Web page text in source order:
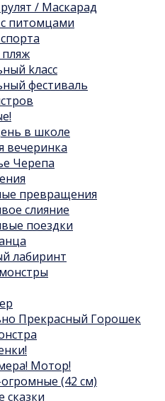
/ Маскарад
питомцами
kласс
фестиваль
в школе
вечеринка
Черепа
превращения
слияние
поездки
лабиринт
Прекрасный Горошек
Мотор!
(42 см)
сказки